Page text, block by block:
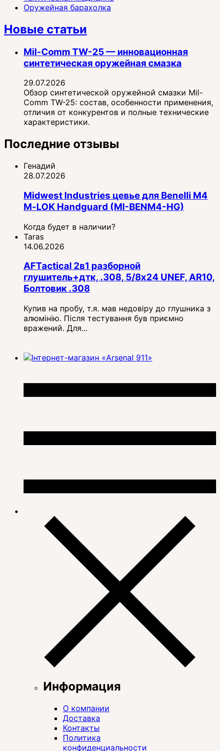
Оружейная барахолка
Новые статьи
Mil-Comm TW-25 — инновационная
синтетическая оружейная смазка
29.07.2026
Обзор синтетической оружейной смазки Mil-
Comm TW-25: состав, особенности применения,
отличия от конкурентов и полные технические
характеристики.
Последние отзывы
Генадий
28.07.2026
Midwest Industries цевье для Benelli M4
M‑LOK Handguard (MI-BENM4-HG)
Когда будет в наличии?
Taras
14.06.2026
AFTactical 2в1 разборной
глушитель+дтк, .308, 5/8x24 UNEF, AR10,
Болтовик .308
Купив на пробу, т.я. мав недовіру до глушника з
алюмінію. Після тестування був приємно
вражений. Для...
Информация
О компании
Доставка
Контакты
Политика
конфиденциальности